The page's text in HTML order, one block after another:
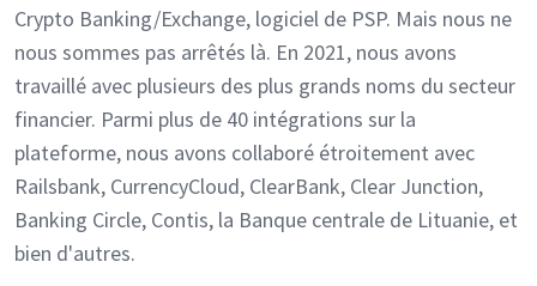
Crypto Banking/Exchange, logiciel de PSP. Mais nous ne
nous sommes pas arrêtés là. En 2021, nous avons
travaillé avec plusieurs des plus grands noms du secteur
financier. Parmi plus de 40 intégrations sur la
plateforme, nous avons collaboré étroitement avec
Railsbank, CurrencyCloud, ClearBank, Clear Junction,
Banking Circle, Contis, la Banque centrale de Lituanie, et
bien d'autres.